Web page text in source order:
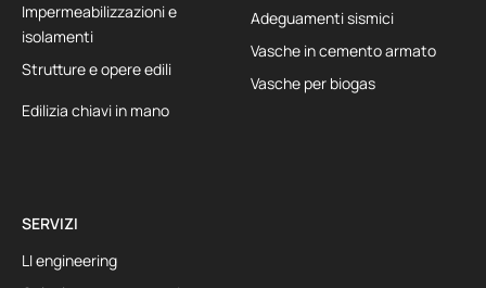
Impermeabilizzazioni e
isolamenti
Strutture e opere edili
Adeguamenti sismici
Vasche in cemento armato
Vasche per biogas
Edilizia chiavi in mano
SERVIZI
LI engineering